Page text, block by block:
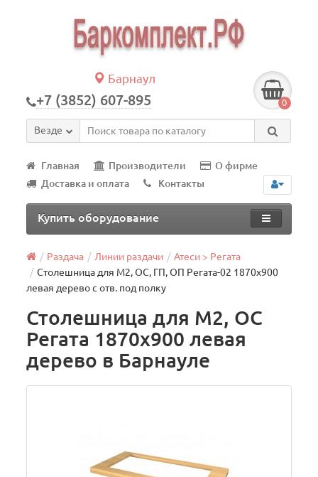
Барнаул
+7 (3852) 607-895 0
Везде
Главная Производители
О фирме
Доставка и оплата
Контакты
Купить оборудование
Раздача Линии раздачи
Атеси > Регата
Столешница для М2, ОС, ГП, ОП Регата-02 1870х900
левая дерево с отв. под полку
Столешница для М2, ОС
Регата 1870х900 левая
дерево в Барнауле